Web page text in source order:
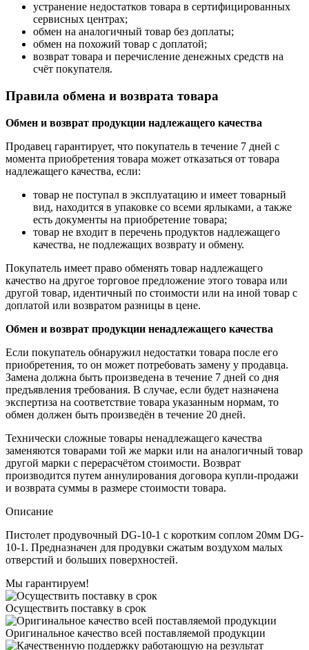
устранение недостатков товара в сертифицированных
сервисных центрах;
обмен на аналогичный товар без доплаты;
обмен на похожий товар с доплатой;
возврат товара и перечисление денежных средств на
счёт покупателя.
Правила обмена и возврата товара
Обмен и возврат продукции надлежащего качества
Продавец гарантирует, что покупатель в течение 7 дней с
момента приобретения товара может отказаться от товара
надлежащего качества, если:
товар не поступал в эксплуатацию и имеет товарный
вид, находится в упаковке со всеми ярлыками, а также
есть документы на приобретение товара;
товар не входит в перечень продуктов надлежащего
качества, не подлежащих возврату и обмену.
Покупатель имеет право обменять товар надлежащего
качество на другое торговое предложение этого товара или
другой товар, идентичный по стоимости или на иной товар с
доплатой или возвратом разницы в цене.
Обмен и возврат продукции ненадлежащего качества
Если покупатель обнаружил недостатки товара после его
приобретения, то он может потребовать замену у продавца.
Замена должна быть произведена в течение 7 дней со дня
предъявления требования. В случае, если будет назначена
экспертиза на соответствие товара указанным нормам, то
обмен должен быть произведён в течение 20 дней.
Технически сложные товары ненадлежащего качества
заменяются товарами той же марки или на аналогичный товар
другой марки с перерасчётом стоимости. Возврат
производится путем аннулирования договора купли-продажи
и возврата суммы в размере стоимости товара.
Описание
Пистолет продувочный DG-10-1 с коротким соплом 20мм DG-
10-1. Предназначен для продувки сжатым воздухом малых
отверстий и больших поверхностей.
Мы гарантируем!
Осуществить поставку в срок
Оригинальное качество всей поставляемой продукции